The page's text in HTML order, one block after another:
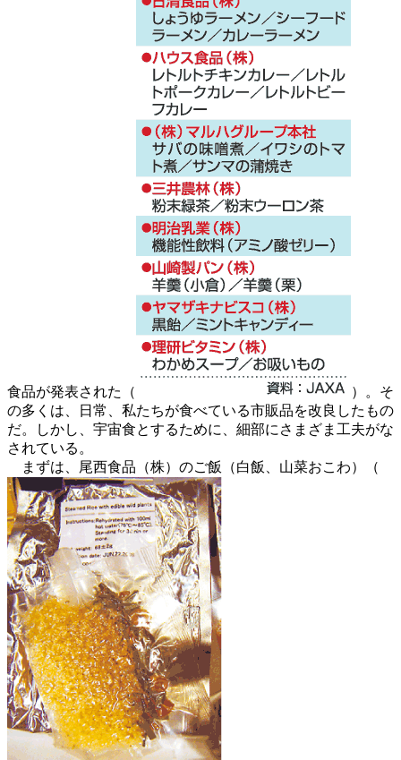
食品が発表された（
）。そ
の多くは、日常、私たちが食べている市販品を改良したもの
だ。しかし、宇宙食とするために、細部にさまざま工夫がな
されている。
まずは、尾西食品（株）のご飯（白飯、山菜おこわ）（